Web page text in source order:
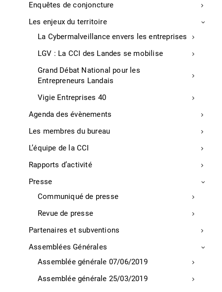
Enquêtes de conjoncture
Les enjeux du territoire
La Cybermalveillance envers les entreprises
LGV : La CCI des Landes se mobilise
Grand Débat National pour les
Entrepreneurs Landais
Vigie Entreprises 40
Agenda des évènements
Les membres du bureau
L’équipe de la CCI
Rapports d’activité
Presse
Communiqué de presse
Revue de presse
Partenaires et subventions
Assemblées Générales
Assemblée générale 07/06/2019
Assemblée générale 25/03/2019
Exercices pratiques sur l’élaboration de DSN
Études de cas sur les erreurs fréquentes et
leur résolution
TARIFS (intra entreprise) :
A partir de 1225€
MODALITES D’EVALUATION :
Étude de cas : Élaboration complète d’une
matière de DSN
ACCESSIBILITE :
Locaux accessibles aux personnes à mobilité
réduite. Nous vous invitons à nous faire part de
formation si vous êtes en situation de handicap.
Nous nous efforcerons d’y répondre au mieux.